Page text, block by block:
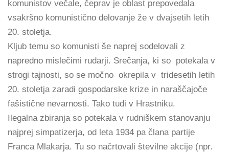
komunistov večale, čeprav je oblast prepovedala
vsakršno komunistično delovanje že v dvajsetih letih
20. stoletja.
Kljub temu so komunisti še naprej sodelovali z
napredno mislečimi rudarji. Srečanja, ki so potekala v
strogi tajnosti, so se močno okrepila v tridesetih letih
20. stoletja zaradi gospodarske krize in naraščajoče
fašistične nevarnosti. Tako tudi v Hrastniku.
Ilegalna zbiranja so potekala v rudniškem stanovanju
najprej simpatizerja, od leta 1934 pa člana partije
Franca Mlakarja. Tu so načrtovali številne akcije (npr.